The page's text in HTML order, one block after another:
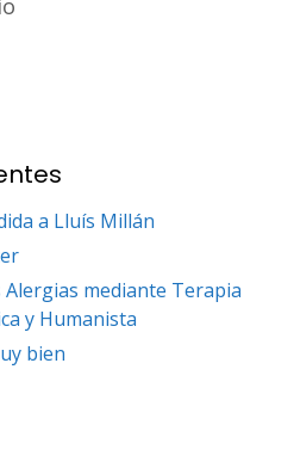
a Lluís Millán
mediante Terapia
y Humanista
bien